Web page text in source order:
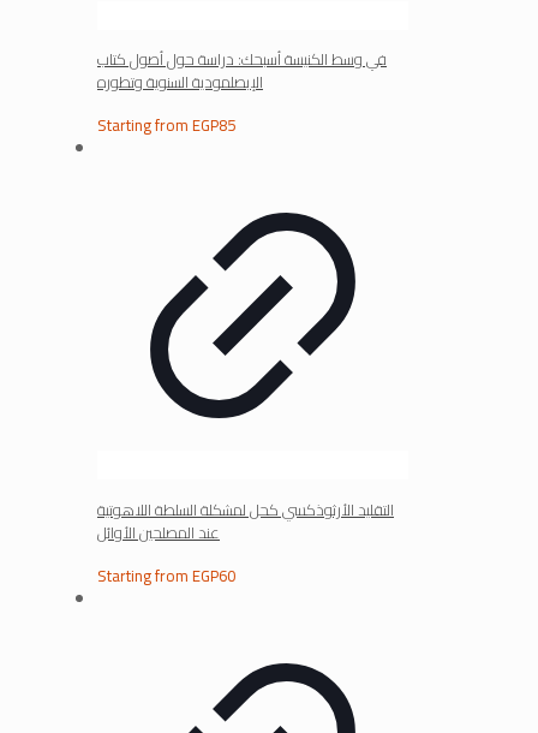
في وسط الكنيسة أسبحك: دراسة حول أصول كتاب
الإبصلمودية السنوية وتطوره
Starting fromEGP85
التقليد الأرثوذكسي كحل لمشكلة السلطة اللاهوتية
عند المصلحين الأوائل
Starting fromEGP60